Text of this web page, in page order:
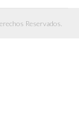
Reservados.